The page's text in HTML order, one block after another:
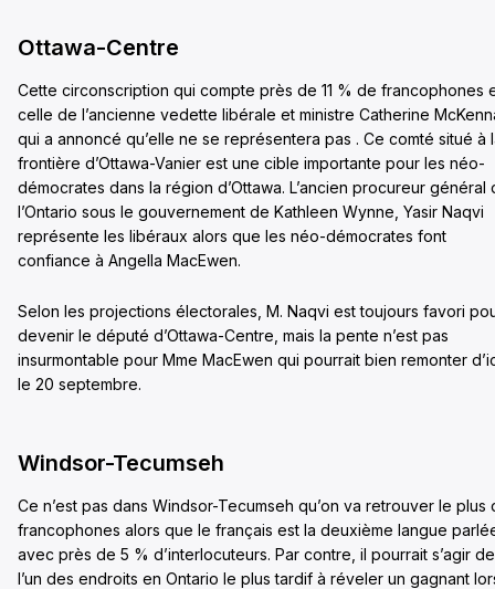
Ottawa-Centre
Cette circonscription qui compte près de 11 % de francophones
celle de l’ancienne vedette libérale et ministre Catherine
qui a annoncé qu’elle ne se représentera pas . Ce comté situé à
frontière d’Ottawa-Vanier est une cible importante pour les néo-
démocrates dans la région d’Ottawa. L’ancien procureur général
l’Ontario sous le gouvernement de Kathleen Wynne, Yasir Naqvi
représente les libéraux alors que les néo-démocrates font
confiance à Angella MacEwen.
Selon les projections électorales, M. Naqvi est toujours favori
devenir le député d’Ottawa-Centre, mais la pente n’est pas
insurmontable pour Mme MacEwen qui pourrait bien remonter
le 20 septembre.
Windsor-Tecumseh
Ce n’est pas dans Windsor-Tecumseh qu’on va retrouver le plus
francophones alors que le français est la deuxième langue
avec près de 5 % d’interlocuteurs. Par contre, il pourrait s’agir de
l’un des endroits en Ontario le plus tardif à réveler un gagnant